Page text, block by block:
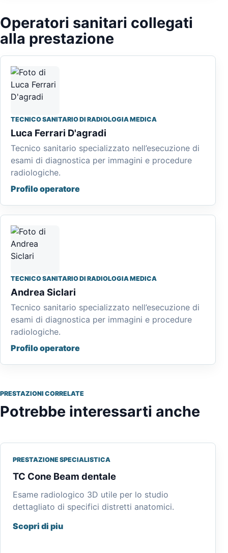
Operatori sanitari collegati
alla prestazione
TECNICO SANITARIO DI RADIOLOGIA MEDICA
Luca Ferrari D'agradi
Tecnico sanitario specializzato nell’esecuzione di
esami di diagnostica per immagini e procedure
radiologiche.
Profilo operatore
TECNICO SANITARIO DI RADIOLOGIA MEDICA
Andrea Siclari
Tecnico sanitario specializzato nell’esecuzione di
esami di diagnostica per immagini e procedure
radiologiche.
Profilo operatore
PRESTAZIONI CORRELATE
Potrebbe interessarti anche
PRESTAZIONE SPECIALISTICA
TC Cone Beam dentale
Esame radiologico 3D utile per lo studio
dettagliato di specifici distretti anatomici.
Scopri di piu